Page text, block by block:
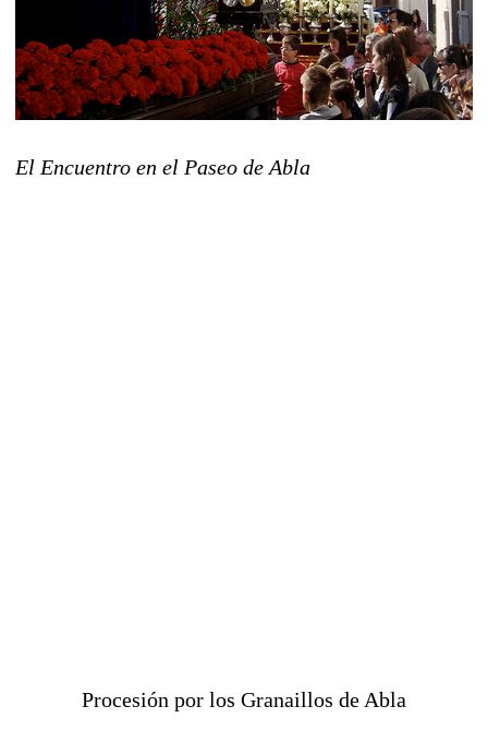
El Encuentro en el Paseo de Abla
Procesión por los Granaillos de Abla